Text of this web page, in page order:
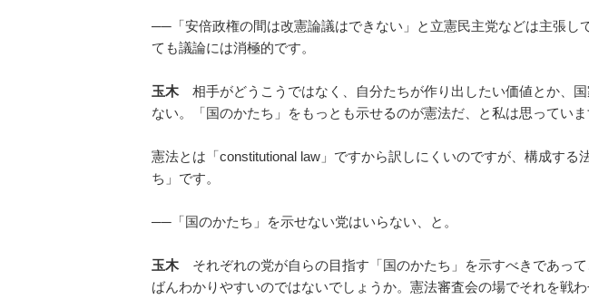
──「安倍政権の間は改憲論議はできない」と立憲民主党などは主張し
ても議論には消極的です。
玉木相手がどうこうではなく、自分たちが作り出したい価値とか、
ない。「国のかたち」をもっとも示せるのが憲法だ、と私は思っていま
憲法とは「constitutional law」ですから訳しにくいのですが、構成する
ち」です。
──「国のかたち」を示せない党はいらない、と。
玉木それぞれの党が自らの目指す「国のかたち」を示すべきであって
ばんわかりやすいのではないでしょうか。憲法審査会の場でそれを戦わ